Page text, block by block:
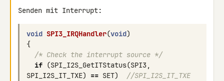
Senden mit Interrupt:
void SPI3_IRQHandler(void)
{
/* Check the interrupt source */
if (SPI_I2S_GetITStatus(SPI3,
SPI_I2S_IT_TXE) == SET)
//SPI_I2S_IT_TXE